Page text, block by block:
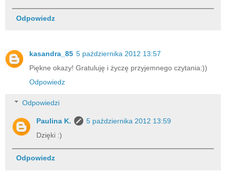
Odpowiedz
kasandra_85 5 października 2012 13:57
Piękne okazy! Gratuluję i życzę przyjemnego czytania:))
Odpowiedz
Odpowiedzi
Paulina K.
5 października 2012 13:59
Dzięki :)
Odpowiedz